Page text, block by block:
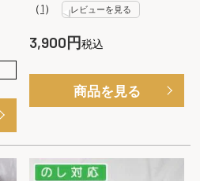
（1） レビューを見る
3,900 税込
商品を見る